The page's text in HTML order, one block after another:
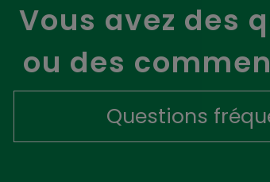
Vous avez des
ou des
Questions